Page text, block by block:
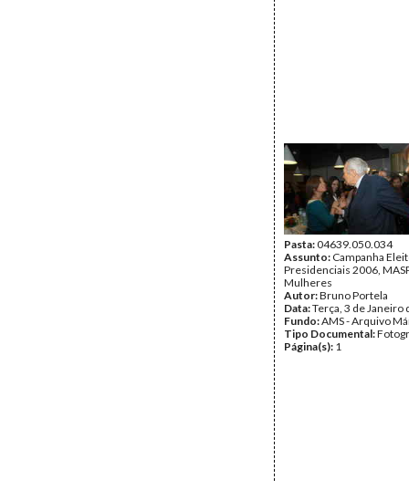
Pasta:04639.050.034
Assunto: Campanha
Presidenciais 2006,
Mulheres
Autor:Bruno Portela
Data:Terça, 3 de Janeiro
Fundo:AMS - Arquivo
Tipo Documental:
Página(s): 1